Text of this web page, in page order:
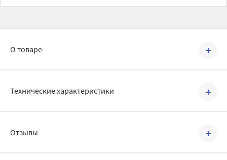
О товаре
Технические характеристики
Бренд:
Страна производства:
Италия
Отзывы